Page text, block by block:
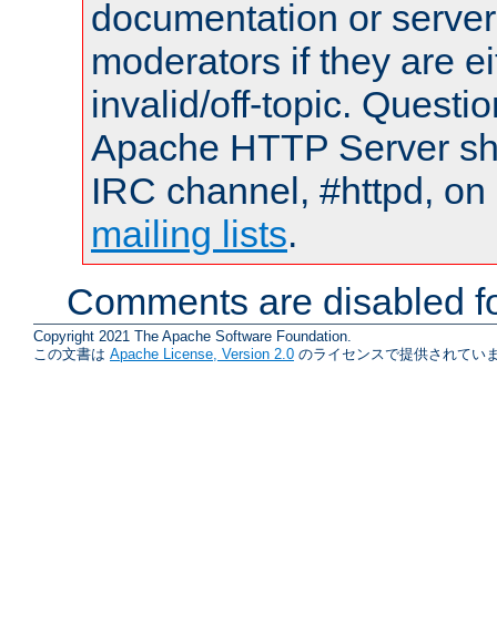
documentation or
moderators if they are
invalid/off-topic.
Apache HTTP Server
IRC channel, #httpd,
mailing lists.
Comments are disabled
Copyright 2021 The Apache Software Foundation.
この文書は Apache License, Version 2.0 のライセンスで提供されてい